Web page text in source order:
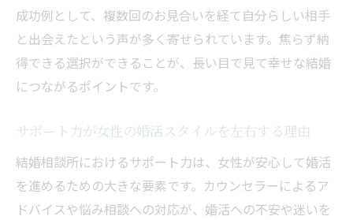
成功例として、複数回のお見合いを経て自分らしい相手
と出会えたという声が多く寄せられています。焦らず納
得できる選択ができることが、長い目で見て幸せな結婚
につながるポイントです。
サポート力が女性の婚活スタイルを左右する理由
結婚相談所におけるサポート力は、女性が安心して婚活
を進めるための大きな要素です。カウンセラーによるア
ドバイスや悩み相談への対応が、婚活への不安や迷いを